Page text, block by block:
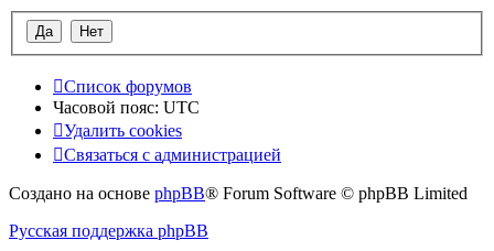
Список форумов
Часовой пояс: UTC
Удалить cookies
Связаться
администрацией
Связаться с администрацией
Создано на основе phpBB® Forum Software © phpBB Limited
Русская поддержка phpBB